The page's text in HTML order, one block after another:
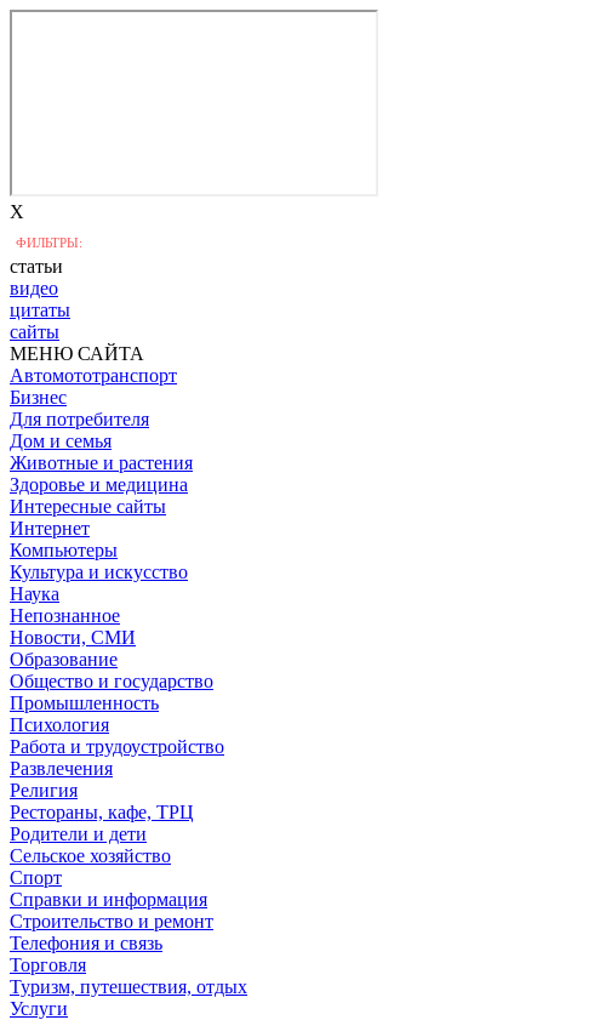
X
ФИЛЬТРЫ:
статьи
видео
цитаты
сайты
МЕНЮ САЙТА
Автомототранспорт
Бизнес
Для потребителя
Дом и семья
Животные и растения
Здоровье и медицина
Интересные сайты
Интернет
Компьютеры
Культура и искусство
Наука
Непознанное
Новости, СМИ
Образование
Общество и государство
Промышленность
Психология
Работа и трудоустройство
Развлечения
Религия
Рестораны, кафе, ТРЦ
Родители и дети
Сельское хозяйство
Спорт
Справки и информация
Строительство и ремонт
Телефония и связь
Торговля
Туризм, путешествия, отдых
Услуги